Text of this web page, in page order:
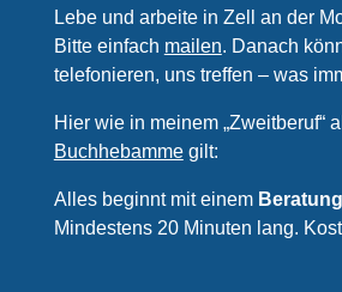
Lebe und arbeite in Zell an der
Bitte einfach mailen. Danach
telefonieren, uns treffen – was
Hier wie in meinem „Zweitberuf“
Buchhebammegilt:
Alles beginnt mit einem
Mindestens 20 Minuten lang.